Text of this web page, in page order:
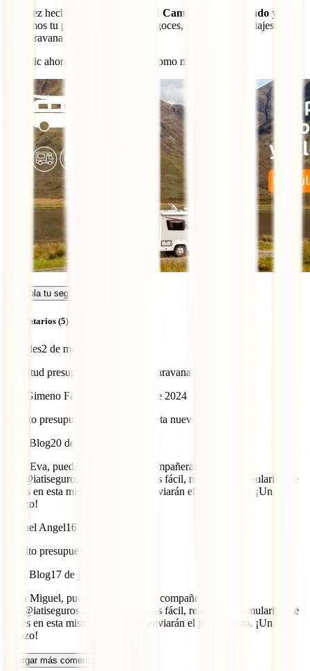
Una vez hecho, crearemos
tu IATI Camper personalizado y te
enviamos tu presupuesto para que goces, por fin, de los viajes en
autocaravana como nunca antes.
Haz clic ahora y empieza a viajar como mereces:
Calcula tu seguro
Comentarios (5)
Angeles2 de mayo de 2026
Solicitud presupuesto seguro autocaravana
Eva Gimeno Fayanas
18 de junio de 2024
solicito presupuesto seguro furgoneta nueva camper
IATI Blog20 de junio de 2024
Hola Eva, puedes escribir a mis compañeras en
info@iatiseguros.com o mucho más fácil, rellenar el formulario que
tienes en esta misma página y te enviarán el presupuesto. ¡Un
abrazo!
Miguel Angel16 de junio de 2024
solicito presupuesto autocaravana
IATI Blog17 de junio de 2024
Hola Miguel, puedes escribir a mis compañeras en
info@iatiseguros.com o mucho más fácil, rellenar el formulario que
tienes en esta misma página y te enviarán el presupuesto. ¡Un
abrazo!
Cargar más comentarios